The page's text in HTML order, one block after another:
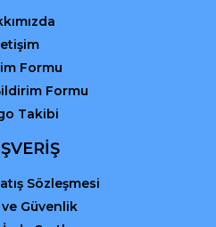
Formu
Formu
Takibi
Sözleşmesi
Güvenlik